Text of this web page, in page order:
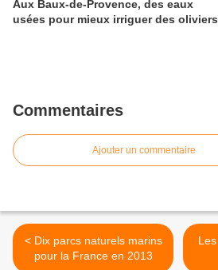
Aux Baux-de-Provence, des eaux
usées pour mieux irriguer des oliviers
Commentaires
Ajouter un commentaire
< Dix parcs naturels marins
pour la France en 2013